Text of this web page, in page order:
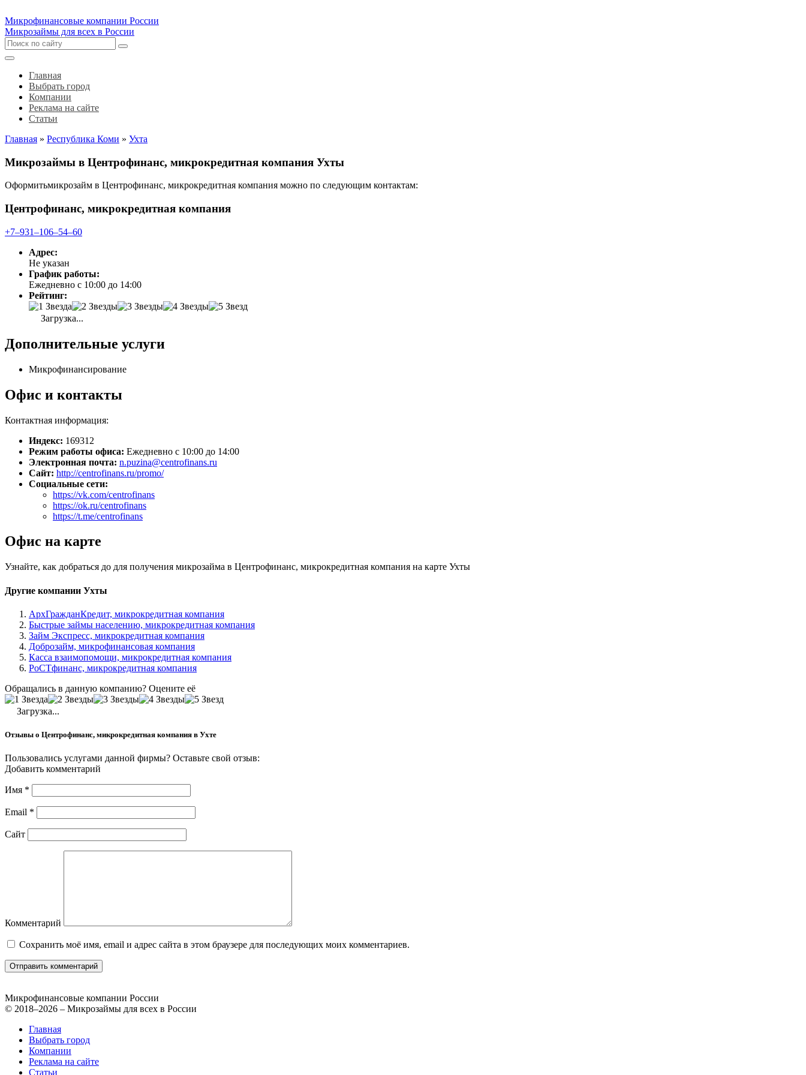
Микрофинансовые компании России
Микрозаймы для всех в России
Главная
Выбрать город
Компании
Реклама на сайте
Статьи
Главная » Республика Коми » Ухта
Микрозаймы в Центрофинанс, микрокредитная компания Ухты
Оформитьмикрозайм в Центрофинанс, микрокредитная компания можно по следующим контактам:
Центрофинанс, микрокредитная компания
+7‒931‒106‒54‒60
Адрес:
Не указан
График работы:
Ежедневно с 10:00 до 14:00
Рейтинг:
Загрузка...
Дополнительные услуги
Микрофинансирование
Офис и контакты
Контактная информация:
Индекс: 169312
Режим работы офиса: Ежедневно с 10:00 до 14:00
Электронная почта: n.puzina@centrofinans.ru
Сайт: http://centrofinans.ru/promo/
Социальные сети:
https://vk.com/centrofinans
https://ok.ru/centrofinans
https://t.me/centrofinans
Офис на карте
Узнайте, как добраться до для получения микрозайма в Центрофинанс, микрокредитная компания на карте Ухты
Другие компании Ухты
АрхГражданКредит, микрокредитная компания
Быстрые займы населению, микрокредитная компания
Займ Экспресс, микрокредитная компания
Доброзайм, микрофинансовая компания
Касса взаимопомощи, микрокредитная компания
РоСТфинанс, микрокредитная компания
Обращались в данную компанию? Оцените её
Загрузка...
Отзывы о Центрофинанс, микрокредитная компания в Ухте
Пользовались услугами данной фирмы? Оставьте свой отзыв:
Добавить комментарий
Имя *
Email *
Сайт
Комментарий
Сохранить моё имя, email и адрес сайта в этом браузере для последующих моих комментариев.
Микрофинансовые компании России
© 2018–2026 – Микрозаймы для всех в России
Главная
Выбрать город
Компании
Реклама на сайте
Статьи